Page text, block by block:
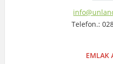
Telefon.:
EMLAK